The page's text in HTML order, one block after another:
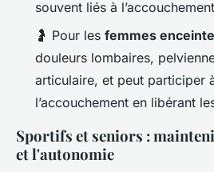
souvent liés à
🤰 Pour les femmes
douleurs lombaires,
articulaire, et peut participer
l’accouchement en libérant
Sportifs et seniors :
et l'autonomie